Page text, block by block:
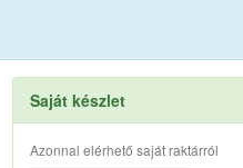
Saját készlet
Azonnal elérhető saját raktárról